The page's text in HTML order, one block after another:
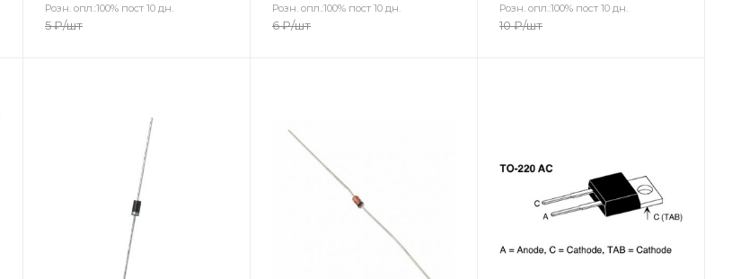
Розн. опл.:100% пост 10 дн.
5₽/шт
Розн. опл.:100% пост 10 дн.
6₽/шт
Розн. опл.:100% пост 10 дн.
10₽/шт